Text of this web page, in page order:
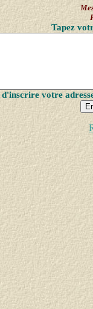
Tapez
d'inscrire votre